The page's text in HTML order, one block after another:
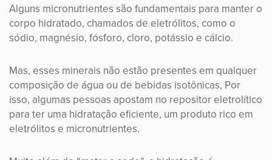
Alguns micronutrientes são fundamentais para manter o
corpo hidratado, chamados de eletrólitos, como o
sódio, magnésio, fósforo, cloro, potássio e cálcio.
Mas, esses minerais não estão presentes em qualquer
composição de água ou de bebidas isotônicas, Por
isso, algumas pessoas apostam no repositor eletrolítico
para ter uma hidratação eficiente, um produto rico em
eletrólitos e micronutrientes.